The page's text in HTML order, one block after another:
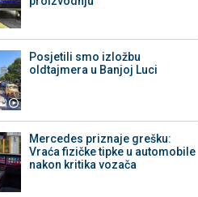
Posjetili smo izložbu
oldtajmera u Banjoj Luci
Mercedes priznaje grešku:
Vraća fizičke tipke u automobile
nakon kritika vozača